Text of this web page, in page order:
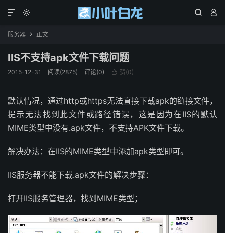
  

服务器  正文
IIS不支持apk文件下载问题
2015-12-31 阅读(2875) 评论(0)  赞(0)
默认情况，通过http或https无法直接下载apk的链接文件，
提示无法找到此文件或路径错误，这是因为在IIS的默认
MIME类型中没有.apk文件，不支持APK文件下载。
解决办法：在IIS的MIME类型中添加apk类型即可。
IIS服务器不能下载.apk文件的解决步骤：
打开IIS服务管理器，找到MIME类型；